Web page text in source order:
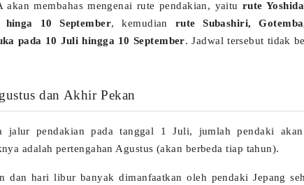
akan membahas mengenai rute pendakian, yaitu rute
10 September, kemudian rute Subashiri,
pada 10 Juli hingga 10 September. Jadwal tersebut tidak
dan Akhir Pekan
jalur pendakian pada tanggal 1 Juli, jumlah pendaki
adalah pertengahan Agustus (akan berbeda tiap tahun).
dan hari libur banyak dimanfaatkan oleh pendaki Jepang